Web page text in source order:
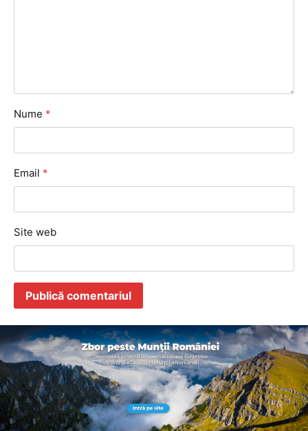
Nume *
Email *
Site web